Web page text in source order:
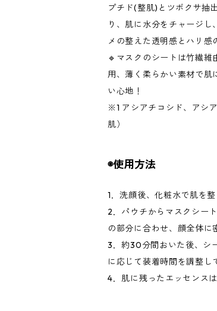
プチド(整肌)とツボクサ抽
り、肌に水分をチャージ
メの整えた透明感とハリ感
🔹マスクのシートは竹繊
用、薄く柔らかい素材で肌
い心地！
※1 アシアチコシド、アシ
肌）
◉使用方法
1．洗顔後、化粧水で肌を
2．パウチからマスクシー
の部分に合わせ、顔全体に
3．約30分間おいた後、シ
に応じて装着時間を調整し
4．肌に残ったエッセンス